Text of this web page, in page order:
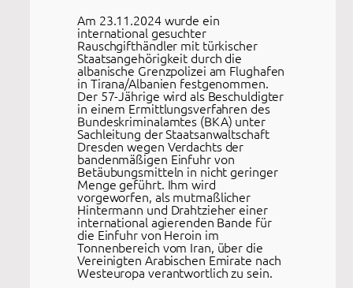
Am 23.11.2024 wurde ein
international gesuchter
Rauschgifthändler mit türkischer
Staatsangehörigkeit durch die
albanische Grenzpolizei am Flughafen
in Tirana/Albanien festgenommen.
Der 57-Jährige wird als Beschuldigter
in einem Ermittlungsverfahren des
Bundes­kriminalamtes (BKA) unter
Sachleitung der Staatsanwaltschaft
Dresden wegen Verdachts der
bandenmäßigen Einfuhr von
Betäubungsmitteln in nicht geringer
Menge geführt. Ihm wird
vorgeworfen, als mutmaßlicher
Hintermann und Drahtzieher einer
international agierenden Bande für
die Einfuhr von Heroin im
Tonnenbereich vom Iran, über die
Vereinigten Arabischen Emirate nach
Westeuropa verantwortlich zu sein.